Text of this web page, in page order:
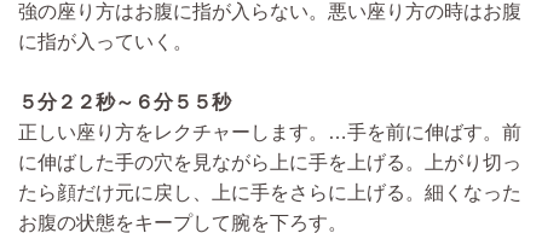
強の座り方はお腹に指が入らない。悪い座り方の時はお腹
に指が入っていく。
５分２２秒～６分５５秒
正しい座り方をレクチャーします。…手を前に伸ばす。前
に伸ばした手の穴を見ながら上に手を上げる。上がり切っ
たら顔だけ元に戻し、上に手をさらに上げる。細くなった
お腹の状態をキープして腕を下ろす。